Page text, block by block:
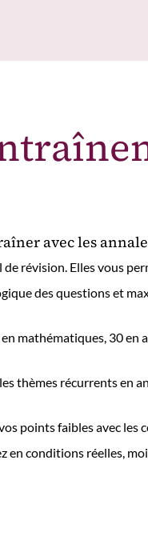
avec les
de révision. Elles vous
des questions et
mathématiques, 30 en
thèmes récurrents en
points faibles avec les
en conditions réelles,